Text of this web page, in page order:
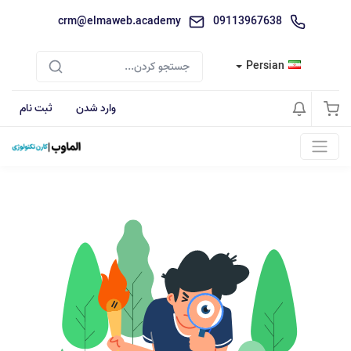
09113967638
crm@elmaweb.academy
Persian
وارد شدن ثبت نام